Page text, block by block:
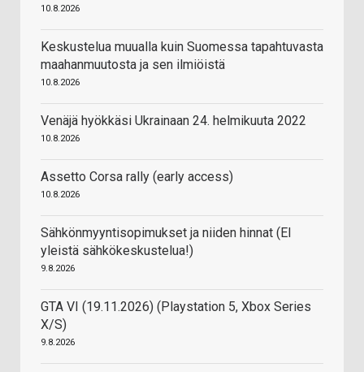
10.8.2026
Keskustelua muualla kuin Suomessa tapahtuvasta
maahanmuutosta ja sen ilmiöistä
10.8.2026
Venäjä hyökkäsi Ukrainaan 24. helmikuuta 2022
10.8.2026
Assetto Corsa rally (early access)
10.8.2026
Sähkönmyyntisopimukset ja niiden hinnat (EI
yleistä sähkökeskustelua!)
9.8.2026
GTA VI (19.11.2026) (Playstation 5, Xbox Series
X/S)
9.8.2026